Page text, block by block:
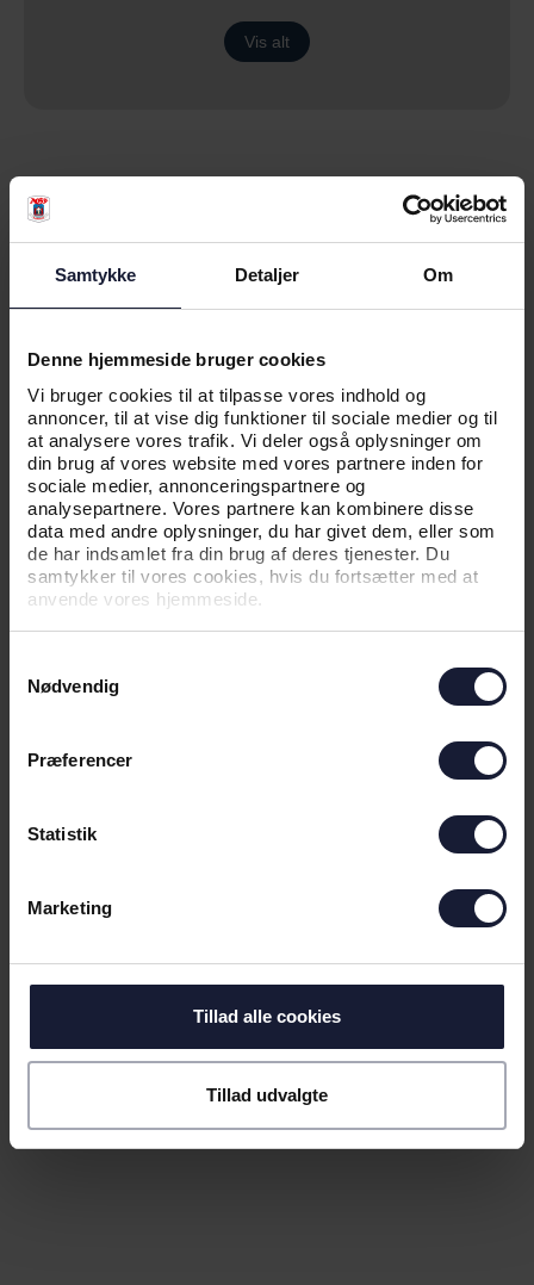
Samtykke Detaljer Om
Denne hjemmeside bruger cookies
Vi bruger cookies til at tilpasse vores indhold og
annoncer, til at vise dig funktioner til sociale medier og til
at analysere vores trafik. Vi deler også oplysninger om
din brug af vores website med vores partnere inden for
sociale medier, annonceringspartnere og
analysepartnere. Vores partnere kan kombinere disse
data med andre oplysninger, du har givet dem, eller som
de har indsamlet fra din brug af deres tjenester. Du
samtykker til vores cookies, hvis du fortsætter med at
anvende vores hjemmeside.
Nødvendig
Præferencer
Statistik
Marketing
Tillad alle cookies
Tillad udvalgte
HØJDEPUNKTER FRA TIDLIGERE
OPGØR